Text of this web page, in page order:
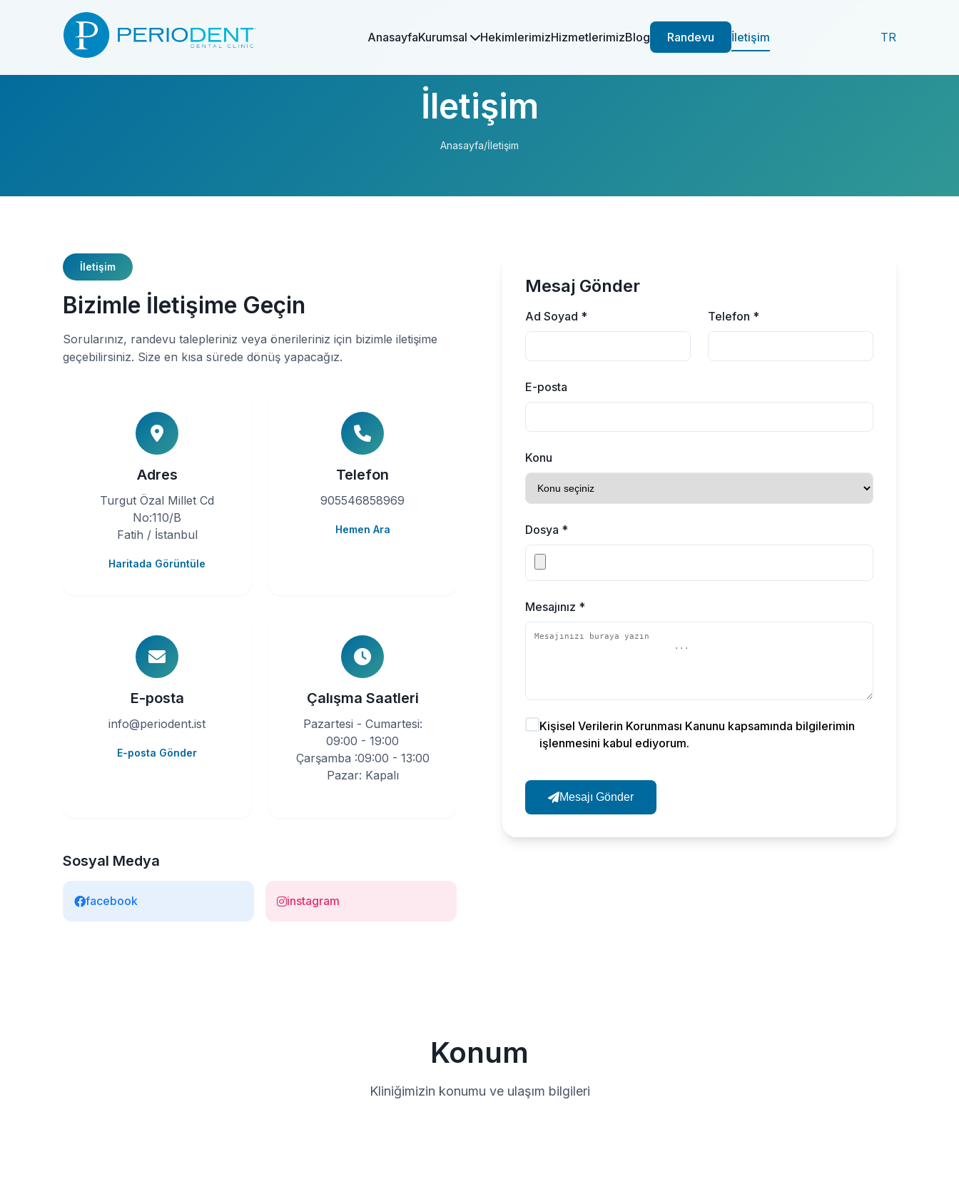
AnasayfaKurumsal HekimlerimizHizmetlerimizBlog Randevu İletişim TR
İletişim
Anasayfa/İletişim
İletişim
Bizimle İletişime Geçin
Sorularınız, randevu talepleriniz veya önerileriniz için bizimle iletişime
geçebilirsiniz. Size en kısa sürede dönüş yapacağız.
Adres
Turgut Özal Millet Cd
No:110/B
Fatih / İstanbul
Haritada Görüntüle
Telefon
905546858969
Hemen Ara
E-posta
info@periodent.ist
E-posta Gönder
Çalışma Saatleri
Pazartesi - Cumartesi:
09:00 - 19:00
Çarşamba :09:00 - 13:00
Pazar: Kapalı
Sosyal Medya
facebook instagram
Mesaj Gönder
Ad Soyad * Telefon *
E-posta
Konu
Dosya *
Mesajınız *
Kişisel Verilerin Korunması Kanunu kapsamında bilgilerimin
işlenmesini kabul ediyorum.
Mesajı Gönder
Konum
Kliniğimizin konumu ve ulaşım bilgileri